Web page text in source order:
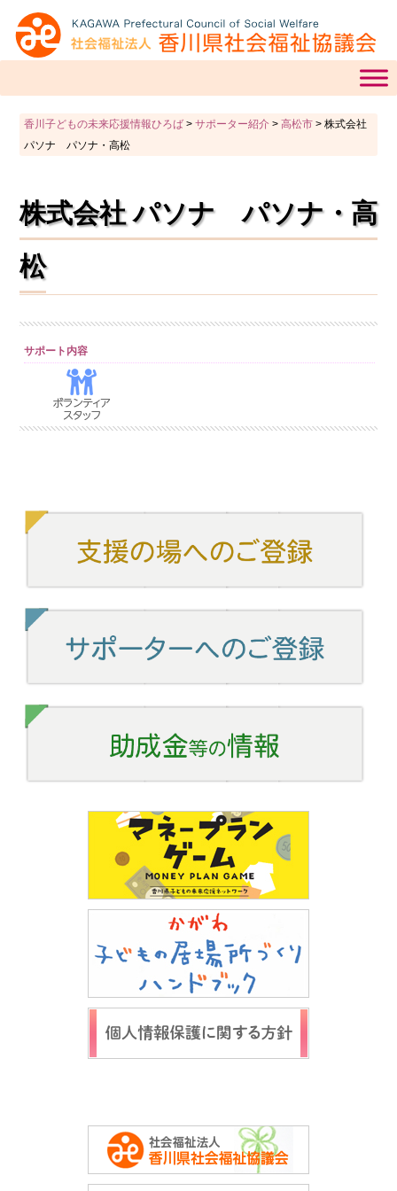
香川子どもの未来応援情報ひろば> サポーター紹介> 高松市> 株式会社
パソナ パソナ・高松
株式会社 パソナ パソナ・高
松
サポート内容